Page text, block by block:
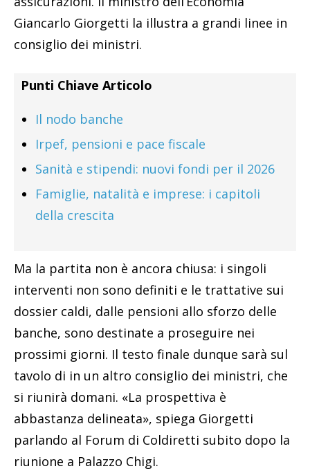
Giancarlo Giorgetti la illustra a grandi linee in
consiglio dei ministri.
Punti Chiave Articolo
Il nodo banche
Irpef, pensioni e pace fiscale
Sanità e stipendi: nuovi fondi per il 2026
Famiglie, natalità e imprese: i capitoli
della crescita
Ma la partita non è ancora chiusa: i singoli
interventi non sono definiti e le trattative sui
dossier caldi, dalle pensioni allo sforzo delle
banche, sono destinate a proseguire nei
prossimi giorni. Il testo finale dunque sarà sul
tavolo di in un altro consiglio dei ministri, che
si riunirà domani. «La prospettiva è
abbastanza delineata», spiega Giorgetti
parlando al Forum di Coldiretti subito dopo la
riunione a Palazzo Chigi.